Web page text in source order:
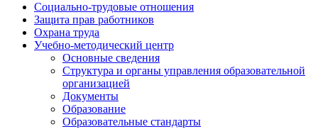
Социально-трудовые отношения
Защита прав работников
Охрана труда
Учебно-методический центр
Основные сведения
Структура и органы управления образовательной
организацией
Документы
Образование
Образовательные стандарты